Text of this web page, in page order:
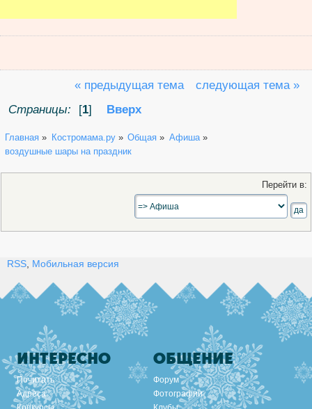
« предыдущая тема
следующая тема »
Страницы:
[1] Вверх
Главная » Костромама.ру» Общая » Афиша»
воздушные шары на праздник
Перейти в:
RSS, Мобильная версия
ИНТЕРЕСНО
Почитать
Адреса
ОБЩЕНИЕ
Форум
Фотографии